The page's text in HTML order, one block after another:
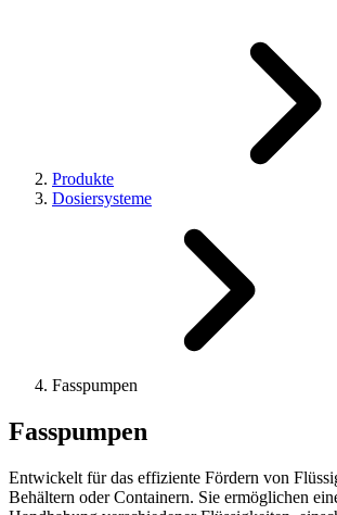
Produkte
Dosiersysteme
Fasspumpen
Fasspumpen
Entwickelt für das effiziente Fördern von
Behältern oder Containern. Sie ermöglichen